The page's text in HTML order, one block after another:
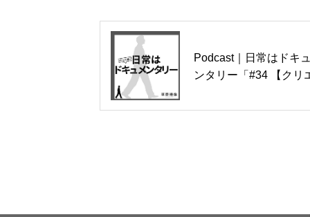
Podcast｜日常はドキ
ンタリー「#34 【クリ
ために行うのか？何よ